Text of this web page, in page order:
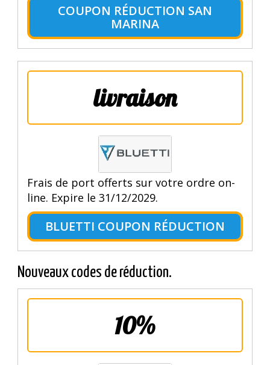
COUPON RÉDUCTION SAN
MARINA
livraison
Frais de port offerts sur votre ordre on-
line. Expire le 31/12/2029.
BLUETTI COUPON RÉDUCTION
Nouveaux codes de réduction.
10%